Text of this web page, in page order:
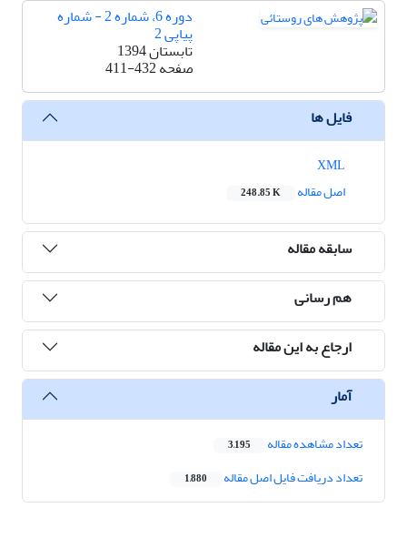
دوره 6، شماره 2 - شماره
پیاپی 2
تابستان 1394
صفحه411-432
فایل ها
اصل مقاله
248.85 K
سابقه مقاله
هم رسانی
ارجاع به این مقاله
آمار
تعداد مشاهده مقاله 3,195
تعداد دریافت فایل اصل مقاله 1,880